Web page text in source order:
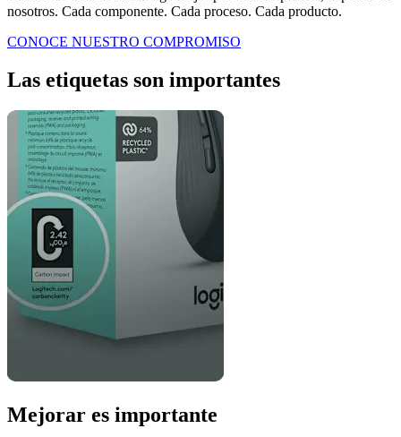
nosotros. Cada componente. Cada proceso. Cada producto.
CONOCE NUESTRO COMPROMISO
Las etiquetas son importantes
Mejorar es importante